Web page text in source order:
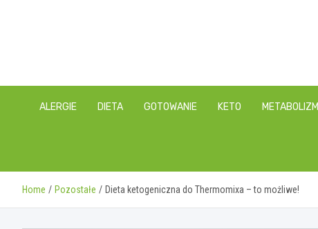
ALERGIE DIETA GOTOWANIE KETO METABOLIZM
Home Pozostałe Dieta ketogeniczna do Thermomixa – to możliwe!